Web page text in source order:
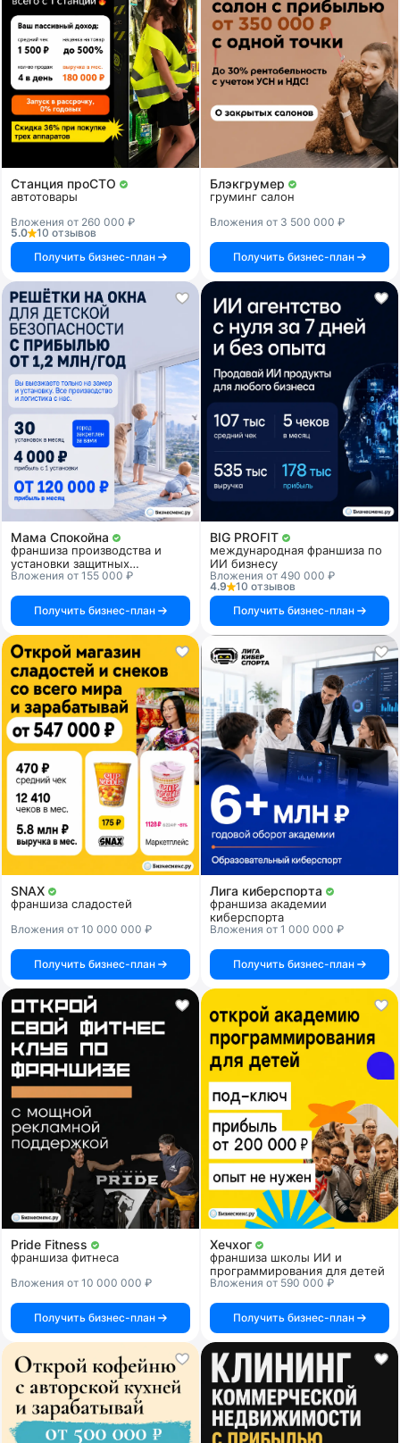
Станция проСТО
автотовары
Вложения от 260 000 ₽
5.0
10 отзывов
Получить бизнес-план
Блэкгрумер
груминг салон
Вложения от 3 500 000 ₽
Получить бизнес-план
Мама Спокойна
франшиза производства и
установки защитных
прозрачных решеток для
Вложения от 155 000 ₽
Получить бизнес-план
BIG PROFIT
международная франшиза по
ИИ бизнесу
Вложения от 490 000 ₽
4.9
10 отзывов
Получить бизнес-план
SNAX
франшиза сладостей
Вложения от 10 000 000 ₽
Получить бизнес-план
Лига киберспорта
франшиза академии
киберспорта
Вложения от 1 000 000 ₽
Получить бизнес-план
Pride Fitness
франшиза фитнеса
Вложения от 10 000 000 ₽
Получить бизнес-план
Хечхог
франшиза школы ИИ и
программирования для детей
Вложения от 590 000 ₽
Получить бизнес-план